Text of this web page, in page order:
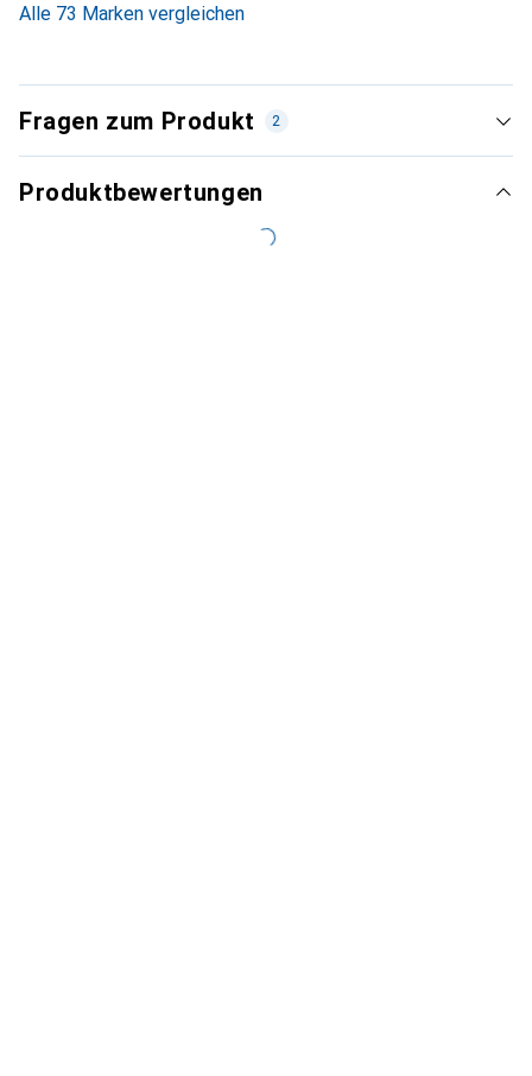
Alle 73 Marken vergleichen
Fragen zum Produkt 2
Produktbewertungen